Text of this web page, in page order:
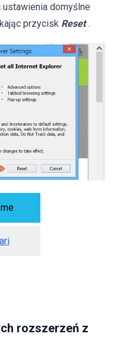
domyślne
przycisk Reset .
rozszerzeń z